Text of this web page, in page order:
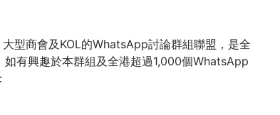
型商會及KOL的WhatsApp討論群組聯盟，是全
有興趣於本群組及全港超過1,000個WhatsApp